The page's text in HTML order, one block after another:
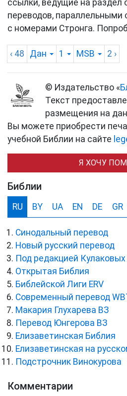
ссылки, ведущие на раздел
переводов, параллельными
с номерами Стронга.
‹ 48 Дан 1 MSB 2 ›
© Издательство «
Текст
размещения на
Вы можете приобрести
учебной Библии на сайте
Я ХОЧУ
Библии
RU BY UA EN DE GR
Синодальный перевод
Новый русский перевод
Под редакцией Кулаковых
Открытая Библия
Библейской Лиги ERV
Cовременный перевод
Макария Глухарева ВЗ
Перевод Юнгерова ВЗ
Елизаветинская Библия
Елизаветинская на
Подстрочник Винокурова
Комментарии